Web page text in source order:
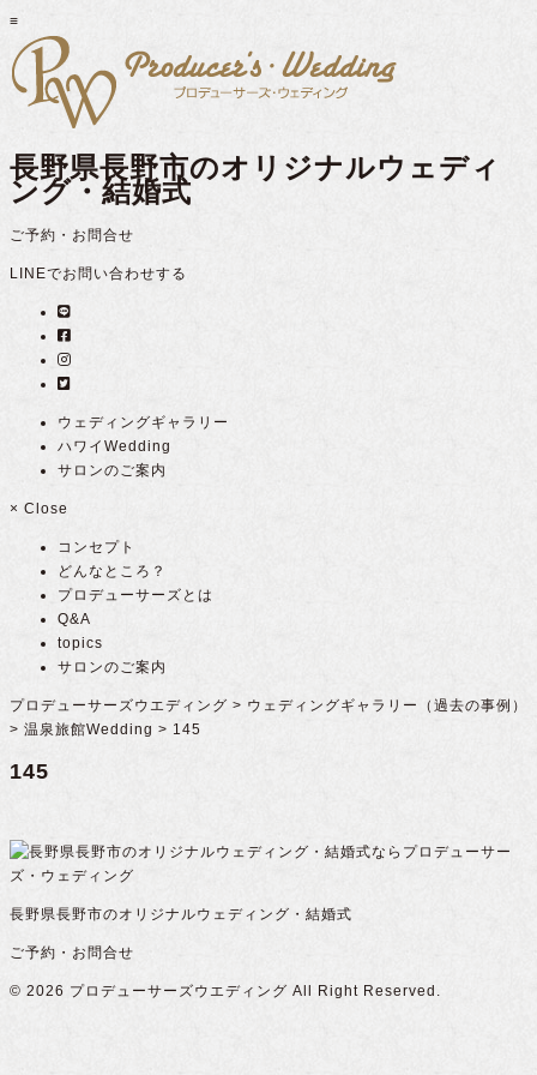
≡
長野県長野市のオリジナルウェディ
ング・結婚式
ご予約・お問合せ
LINEでお問い合わせする
ウェディングギャラリー
ハワイWedding
サロンのご案内
× Close
コンセプト
どんなところ？
プロデューサーズとは
Q&A
topics
サロンのご案内
プロデューサーズウエディング > ウェディングギャラリー（過去の事例）
> 温泉旅館Wedding > 145
145
長野県長野市のオリジナルウェディング・結婚式
ご予約・お問合せ
© 2026 プロデューサーズウエディング All Right Reserved.